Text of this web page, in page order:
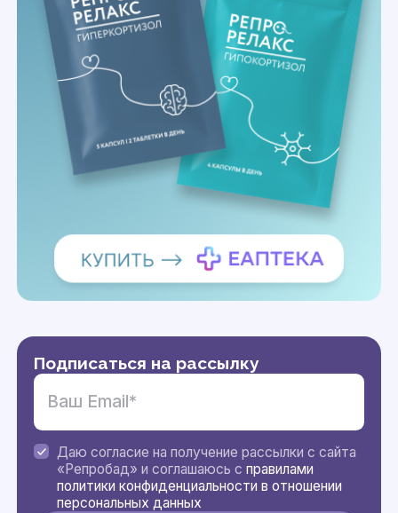
Подписаться на рассылку
Даю согласие на получение рассылки с сайта
«Репробад» и соглашаюсь справилами
политики конфиденциальности в отношении
персональных данных